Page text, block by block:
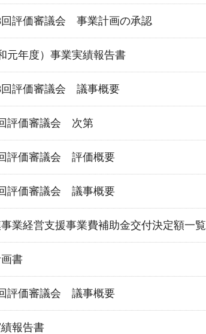
評価審議会 事業計画の承認
元年度）事業実績報告書
評価審議会 議事概要
評価審議会 次第
評価審議会 評価概要
評価審議会 議事概要
業経営支援事業費補助金交付決定額一覧
書
評価審議会 議事概要
報告書